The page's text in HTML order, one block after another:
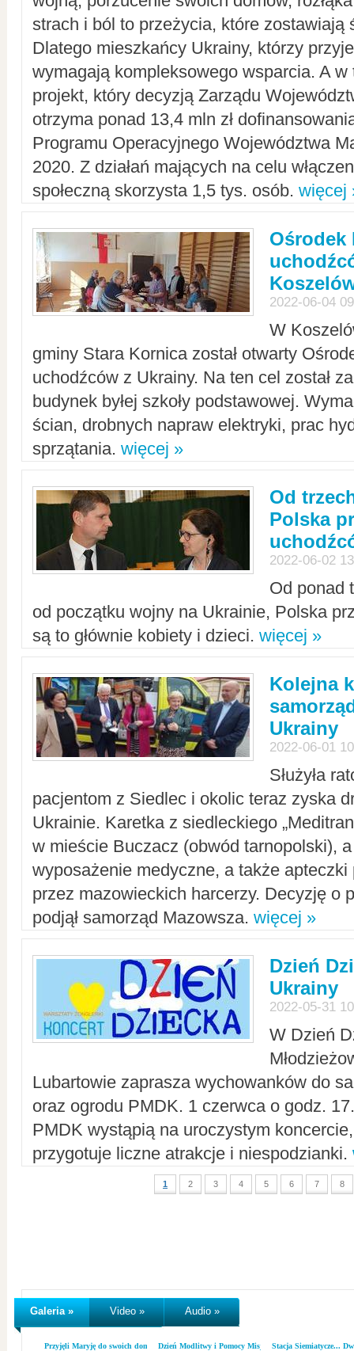
strach i ból to przeżycia, które zostawiają
Dlatego mieszkańcy Ukrainy, którzy
wymagają kompleksowego wsparcia. A w
projekt, który decyzją Zarządu
otrzyma ponad 13,4 mln zł
Programu Operacyjnego Województwa
2020. Z działań mających na celu
społeczną skorzysta 1,5 tys. osób. więcej
Ośrodek
2022-06-04
W
gminy Stara Kornica został otwarty
uchodźców z Ukrainy. Na ten cel został
budynek byłej szkoły podstawowej.
ścian, drobnych napraw elektryki, prac
sprzątania. więcej »
Od
Polska
2022-06-02
Od ponad
od początku wojny na Ukrainie, Polska
są to głównie kobiety i dzieci. więcej »
Kolejna
Ukrainy
2022-06-01
Służyła
pacjentom z Siedlec i okolic teraz zyska
Ukrainie. Karetka z siedleckiego
w mieście Buczacz (obwód tarnopolski),
wyposażenie medyczne, a także apteczki
przez mazowieckich harcerzy. Decyzję o
podjął samorząd Mazowsza. więcej »
Dzień
Ukrainy
2022-05-31
W Dzień
Lubartowie zaprasza wychowanków do
oraz ogrodu PMDK. 1 czerwca o godz.
PMDK wystąpią na uroczystym
przygotuje liczne atrakcje i niespodzianki.
1 2 3 4 5 6 7 8
Galeria » Video » Audio »
Przyjęli Maryję do swoich domówDzień Modlitwy i Pomocy MisjomStacja Siemiatycze...